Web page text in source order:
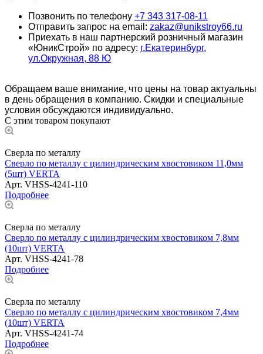
Позвонить по телефону +7 343 317-08-11
Отправить запрос на email: zakaz@unikstroy66.ru
Приехать в наш партнерский розничный магазин
«ЮникСтрой» по адресу: г.Екатеринбург,
ул.Окружная, 88 Ю
Обращаем ваше внимание, что цены на товар актуальны
в день обращения в компанию. Скидки и специальные
условия обсуждаются индивидуально.
С этим товаром покупают
Сверла по металлу
Сверло по металлу с цилиндрическим хвостовиком 11,0мм
(5шт) VERTA
Арт. VHSS-4241-110
Подробнее
Сверла по металлу
Сверло по металлу с цилиндрическим хвостовиком 7,8мм
(10шт) VERTA
Арт. VHSS-4241-78
Подробнее
Сверла по металлу
Сверло по металлу с цилиндрическим хвостовиком 7,4мм
(10шт) VERTA
Арт. VHSS-4241-74
Подробнее